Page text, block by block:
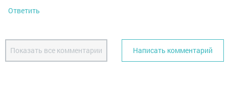
Ответить
Показать все комментарии Написать комментарий